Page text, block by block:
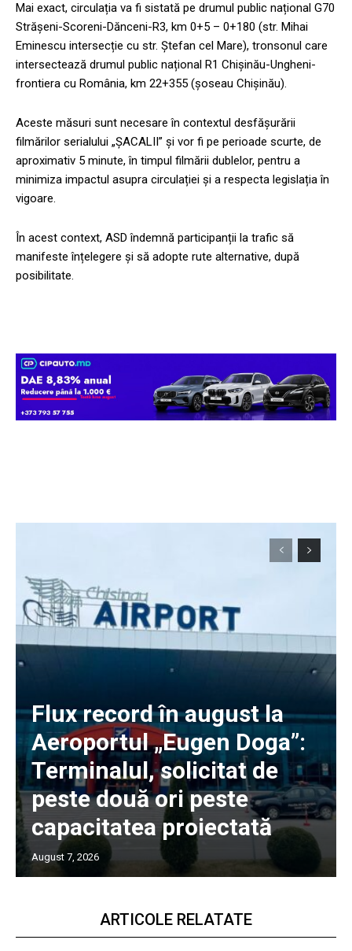
Mai exact, circulația va fi sistată pe drumul public național G70
Strășeni-Scoreni-Dănceni-R3, km 0+5 – 0+180 (str. Mihai
Eminescu intersecție cu str. Ștefan cel Mare), tronsonul care
intersectează drumul public național R1 Chișinău-Ungheni-
frontiera cu România, km 22+355 (șoseau Chișinău).
Aceste măsuri sunt necesare în contextul desfășurării
filmărilor serialului „ȘACALII” și vor fi pe perioade scurte, de
aproximativ 5 minute, în timpul filmării dublelor, pentru a
minimiza impactul asupra circulației și a respecta legislația în
vigoare.
În acest context, ASD îndemnă participanții la trafic să
manifeste înțelegere și să adopte rute alternative, după
posibilitate.
Flux record în august la
Aeroportul „Eugen Doga”:
Terminalul, solicitat de
peste două ori peste
capacitatea proiectată
August 7, 2026
ARTICOLE RELATATE